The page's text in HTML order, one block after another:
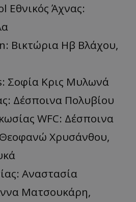
Εθνικός Άχνας:
Βικτώρια Ηβ Βλάχου,
Σοφία Κρις Μυλωνά
Δέσποινα Πολυβίου
WFC: Δέσποινα
Χρυσάνθου,
Αναστασία
Ματσουκάρη,